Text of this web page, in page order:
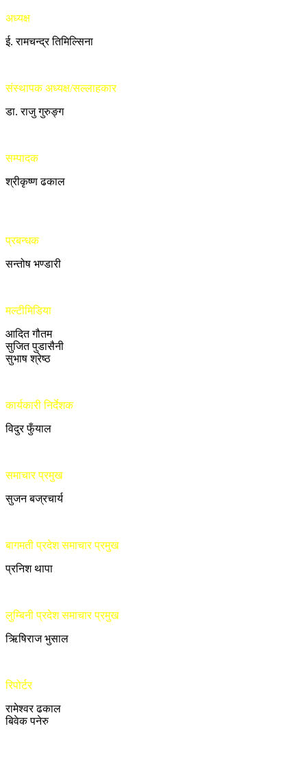
अध्यक्ष
ई. रामचन्द्र तिमिल्सिना
संस्थापक अध्यक्ष/सल्लाहकार
डा. राजु गुरुङ्ग
सम्पादक
श्रीकृष्ण ढकाल
प्रबन्धक
सन्तोष भण्डारी
मल्टीमिडिया
आदित गौतम
सुजित पुडासैनी
सुभाष श्रेष्ठ
कार्यकारी निर्देशक
विदुर फुँयाल
समाचार प्रमुख
सुजन बज्रचार्य
बागमती प्रदेश समाचार प्रमुख
प्रनिश थापा
लुम्बिनी प्रदेश समाचार प्रमुख
ऋिषिराज भुसाल
रिपोर्टर
रामेश्वर ढकाल
बिवेक पनेरु